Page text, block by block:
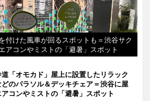
付けた風車が回るスポットも＝渋谷サク
アコンやミストの「避暑」スポット
「オモカド」屋上に設置したリラック
どのパラソル＆デッキチェア＝渋谷に屋
コンやミストの「避暑」スポット